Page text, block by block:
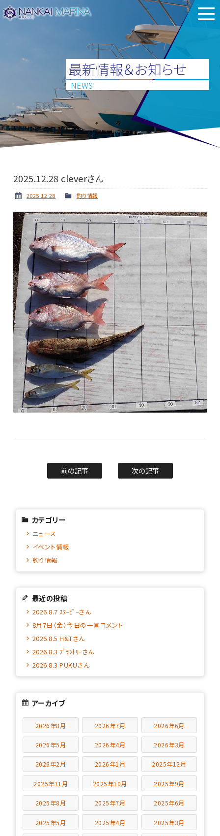
最新情報＆お知らせ
NEWS
2025.12.28 cleverさん
2025.12.28 釣り情報
前の記事 次の記事
カテゴリー
ニュース
イベント情報
釣り情報
最近の投稿
2026.8.7 ｽﾇｰﾋﾟｰさん
8月7日（金）今日の一言コメント
2026.8.5 H&Tさん
2026.8.3 ﾌﾟﾗﾝﾄﾘｰさん
2026.8.3 PUKUさん
アーカイブ
2026年8月 2026年7月 2026年6月
2026年5月 2026年4月 2026年3月
2026年2月 2026年1月 2025年12月
2025年11月 2025年10月 2025年9月
2025年8月 2025年7月 2025年6月
2025年5月 2025年4月 2025年3月